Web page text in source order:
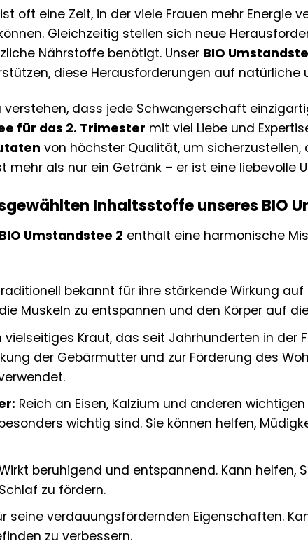
oft eine Zeit, in der viele Frauen mehr Energie
Gleichzeitig stellen sich neue
Nährstoffe benötigt. Unser BIO
diese Herausforderungen auf natürliche
verstehen, dass jede Schwangerschaft
für das 2. Trimester mit viel Liebe und
von höchster Qualität, um sicherzustellen,
mehr als nur ein Getränk – er ist eine liebevolle
Inhaltsstoffe unseres BIO
Umstandstee 2 enthält eine harmonische
bekannt für ihre stärkende Wirkung
Muskeln zu entspannen und den Körper auf
vielseitiges Kraut, das seit Jahrhunderten in der
der Gebärmutter und zur Förderung des
Reich an Eisen, Kalzium und anderen
wichtig sind. Sie können helfen,
beruhigend und entspannend. Kann helfen,
zu fördern.
seine verdauungsfördernden Eigenschaften.
zu verbessern.